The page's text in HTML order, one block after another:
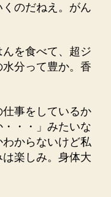
のだねえ。がん
を食べて、超ジ
分って豊か。香
事をしているか
・・」みたいな
からないけど私
楽しみ。身体大